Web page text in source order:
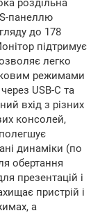
роздільна
панеллю
до 178
підтримує
легко
режимами
USB-C та
вхід з різних
консолей,
динаміки (по
обертання
презентацій і
пристрій і
а